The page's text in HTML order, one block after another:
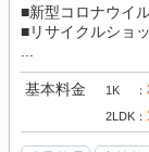
■新型コロナウイ
■リサイクルショ
基本料金 1K
2LDK